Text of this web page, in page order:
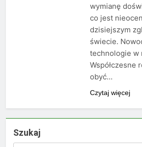
wymianę
co jest
dzisiejszym
świecie.
technologie w
Współczesne
obyć…
Czytaj więcej
Szukaj